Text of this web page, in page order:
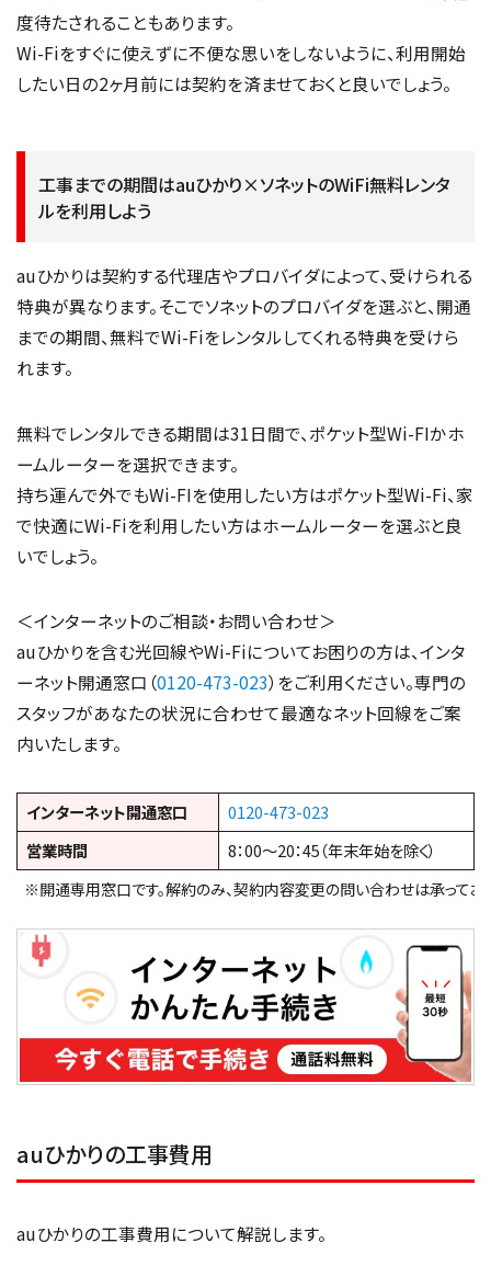
度待たされることもあります。
Wi-Fiをすぐに使えずに不便な思いをしないように、利用開始
したい日の2ヶ月前には契約を済ませておくと良いでしょう。
工事までの期間はauひかり×ソネットのWiFi無料レンタ
ルを利用しよう
auひかりは契約する代理店やプロバイダによって、受けられる
特典が異なります。そこでソネットのプロバイダを選ぶと、開通
までの期間、無料でWi-Fiをレンタルしてくれる特典を受けら
れます。
無料でレンタルできる期間は31日間で、ポケット型Wi-FIかホ
ームルーターを選択できます。
持ち運んで外でもWi-FIを使用したい方はポケット型Wi-Fi、家
で快適にWi-Fiを利用したい方はホームルーターを選ぶと良
いでしょう。
＜インターネットのご相談・お問い合わせ＞
auひかりを含む光回線やWi-Fiについてお困りの方は、インタ
ーネット開通窓口（0120-473-023）をご利用ください。専門の
スタッフがあなたの状況に合わせて最適なネット回線をご案
内いたします。
インターネット開通窓口
0120-473-023
営業時間
8：00～20：45（年末年始を除く）
※開通専用窓口です。解約のみ、契約内容変更の問い合わせは承ってお
auひかりの工事費用
auひかりの工事費用について解説します。